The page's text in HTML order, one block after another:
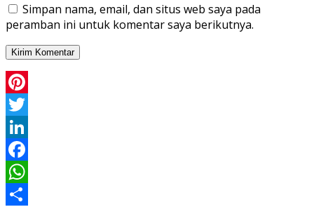
Simpan nama, email, dan situs web saya pada
peramban ini untuk komentar saya berikutnya.
Pinterest
Twitter
LinkedIn
Facebook
WhatsApp